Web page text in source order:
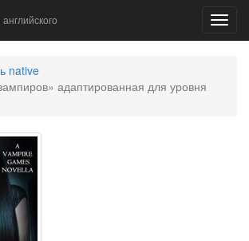
native
адаптированная для уровня